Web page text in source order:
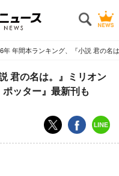
年 年間本ランキング、『小説 君の名
君の名は。』ミリオン
ッター』最新刊も